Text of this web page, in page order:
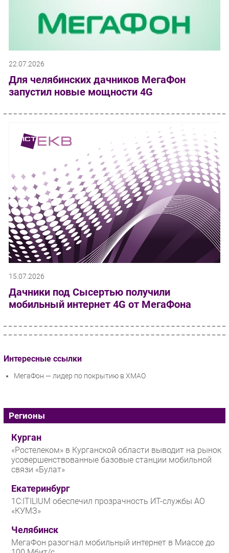
22.07.2026
Для челябинских дачников МегаФон
запустил новые мощности 4G
15.07.2026
Дачники под Сысертью получили
мобильный интернет 4G от МегаФона
Интересные ссылки
МегаФон — лидер по покрытию в ХМАО
Регионы
Курган
«Ростелеком» в Курганской области выводит на рынок
усовершенствованные базовые станции мобильной
связи «Булат»
Екатеринбург
1С:ITILIUM обеспечил прозрачность ИТ-службы АО
«КУМЗ»
Челябинск
МегаФон разогнал мобильный интернет в Миассе до